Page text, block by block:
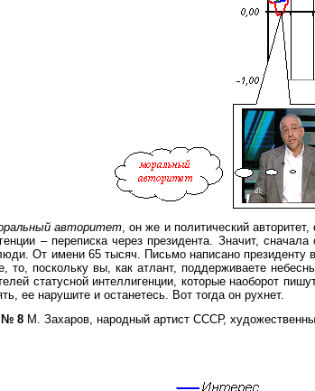
авторитет , он же и политический
– переписка через президента. Значит,
От имени 65 тысяч. Письмо написано
то, поскольку вы, как атлант, поддерживаете
статусной интеллигенции, которые наоборот
ее нарушите и останетесь. Вот тогда он рухнет.
№ 8 М. Захаров, народный артист СССР,